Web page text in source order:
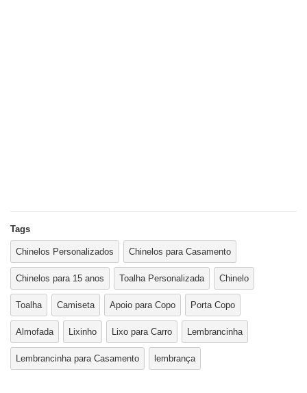
Tags
Chinelos Personalizados Chinelos para Casamento
Chinelos para 15 anos Toalha Personalizada Chinelo
Toalha Camiseta Apoio para Copo Porta Copo
Almofada Lixinho Lixo para Carro Lembrancinha
Lembrancinha para Casamento lembrança